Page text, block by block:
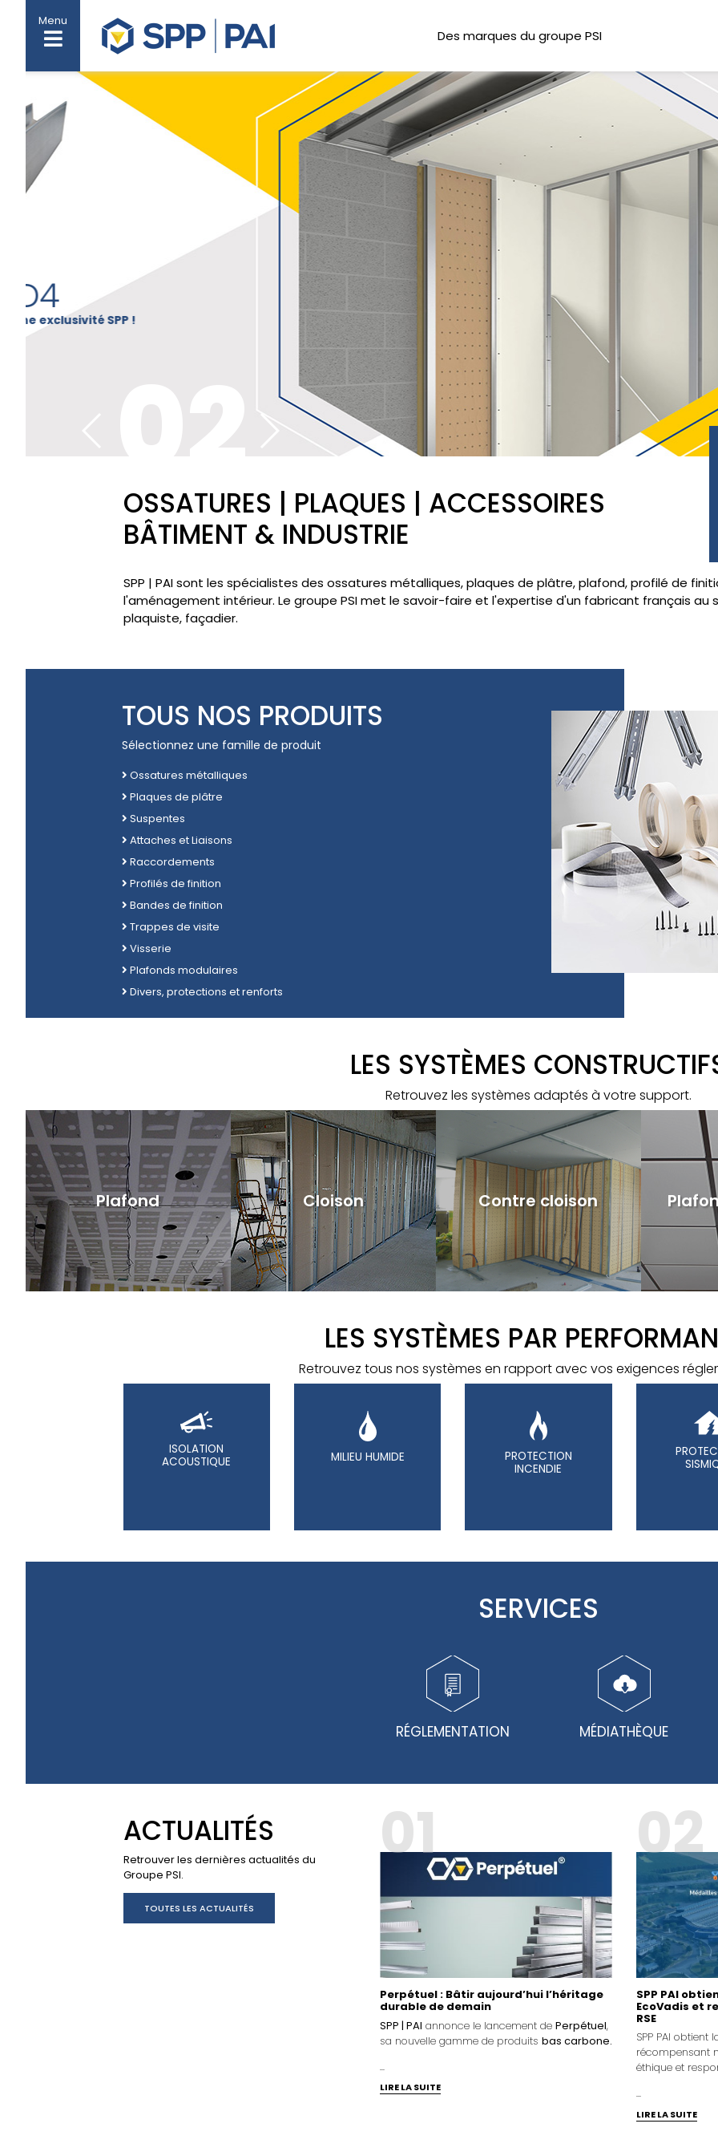
Menu
Des marques du groupe PSI
BAC
BASCULANT
Un système ingénieux de bacs ouvrants sans sens de pose
OSSATURES | PLAQUES | ACCESSOIRES
BÂTIMENT & INDUSTRIE
SPP | PAI sont les spécialistes des ossatures métalliques, plaques de plâtre, plafond, profilé de
l'aménagement intérieur. Le groupe PSI met le savoir-faire et l'expertise d'un fabricant français au
plaquiste, façadier.
TOUS NOS PRODUITS
Sélectionnez une famille de produit
Ossatures métalliques
Plaques de plâtre
Suspentes
Attaches et Liaisons
Raccordements
Profilés de finition
Bandes de finition
Trappes de visite
Visserie
Plafonds modulaires
Divers, protections et renforts
LES SYSTÈMES
Retrouvez les systèmes adaptés à votre support.
Plafond Cloison Contre cloison
LES SYSTÈMES PAR
Retrouvez tous nos systèmes en rapport avec vos exigences
ISOLATION
ACOUSTIQUE
MILIEU HUMIDE
PROTECTION
INCENDIE
SERVICES
RÉGLEMENTATION MÉDIATHÈQUE
ACTUALITÉS
Retrouver les dernières actualités du
Groupe PSI.
TOUTES LES ACTUALITÉS
01
Perpétuel : Bâtir aujourd’hui l’héritage
durable de demain
SPP | PAI annonce le lancement de Perpétuel,
sa nouvelle gamme de produits bas carbone.
...
LIRE LA SUITE
02
SPP PAI
EcoVadis et
RSE
SPP PAI obtient
récompensant
éthique et
...
LIRE LA SUITE